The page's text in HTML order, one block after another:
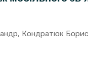
Кондратюк Борис